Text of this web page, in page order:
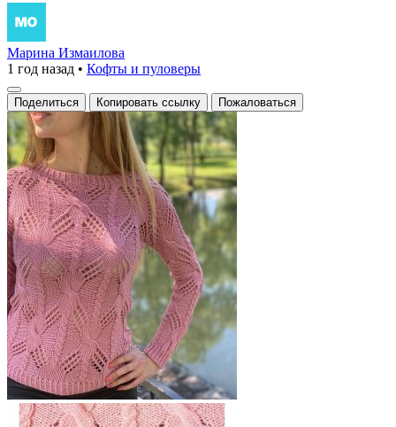
Ажурный
свитер
с
объемными
косами
Марина Измаилова
1 год назад • Кофты и пуловеры
Поделиться Копировать ссылку Пожаловаться